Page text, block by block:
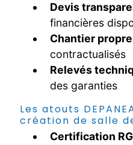
Devis
financières
Chantier propre
contractualisés
Relevés
des garanties
Les atouts
création de salle
Certification